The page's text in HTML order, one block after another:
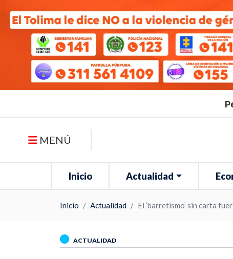
MENÚ
Inicio Actualidad
Inicio Actualidad El ‘barretismo’ sin carta
ACTUALIDAD